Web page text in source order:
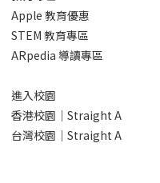
Apple 教育優惠
STEM 教育專區
ARpedia 導讀專區
進入校園
香港校園｜Straight A
台灣校園｜Straight A